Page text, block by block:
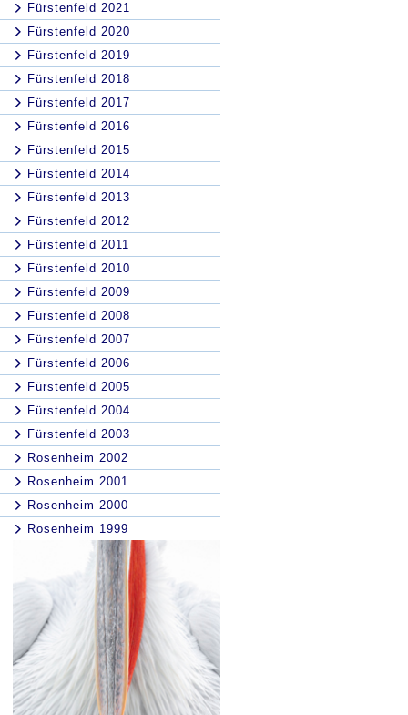
Fürstenfeld 2021
Fürstenfeld 2020
Fürstenfeld 2019
Fürstenfeld 2018
Fürstenfeld 2017
Fürstenfeld 2016
Fürstenfeld 2015
Fürstenfeld 2014
Fürstenfeld 2013
Fürstenfeld 2012
Fürstenfeld 2011
Fürstenfeld 2010
Fürstenfeld 2009
Fürstenfeld 2008
Fürstenfeld 2007
Fürstenfeld 2006
Fürstenfeld 2005
Fürstenfeld 2004
Fürstenfeld 2003
Rosenheim 2002
Rosenheim 2001
Rosenheim 2000
Rosenheim 1999